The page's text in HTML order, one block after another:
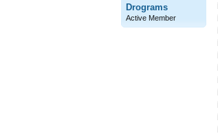
Drograms
Active Member